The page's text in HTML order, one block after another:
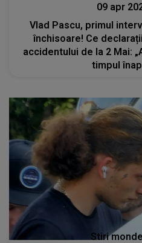
09 apr
Vlad Pascu, primul
închisoare! Ce
accidentului de la 2 Mai:
timpul
Stiri